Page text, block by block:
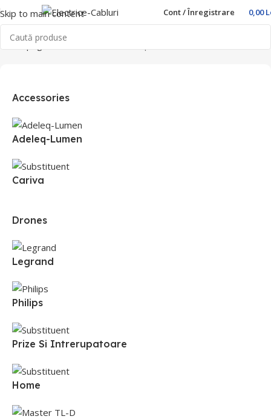
Skip to main content Cont / Înregistrare 0,00
Prima pagină
Accessories
Adeleq-Lumen
Cariva
Drones
Legrand
Philips
Prize Si Intrerupatoare
Home